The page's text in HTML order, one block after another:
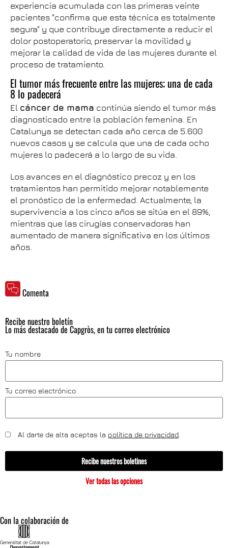
experiencia acumulada con las primeras veinte
pacientes "confirma que esta técnica es totalmente
segura" y que contribuye directamente a reducir el
dolor postoperatorio, preservar la movilidad y
mejorar la calidad de vida de las mujeres durante el
proceso de tratamiento.
El tumor más frecuente entre las mujeres; una de cada
8 lo padecerá
El cáncer de mama continúa siendo el tumor más
diagnosticado entre la población femenina. En
Catalunya se detectan cada año cerca de 5.600
nuevos casos y se calcula que una de cada ocho
mujeres lo padecerá a lo largo de su vida.
Los avances en el diagnóstico precoz y en los
tratamientos han permitido mejorar notablemente
el pronóstico de la enfermedad. Actualmente, la
supervivencia a los cinco años se sitúa en el 89%,
mientras que las cirugías conservadoras han
aumentado de manera significativa en los últimos
años.
Comenta
Recibe nuestro boletín
Lo más destacado de Capgròs, en tu correo electrónico
Tu nombre
Tu correo electrónico
Al darte de alta aceptas la política de privacidad
Recibe nuestros boletines
Ver todas las opciones
Con la colaboración de